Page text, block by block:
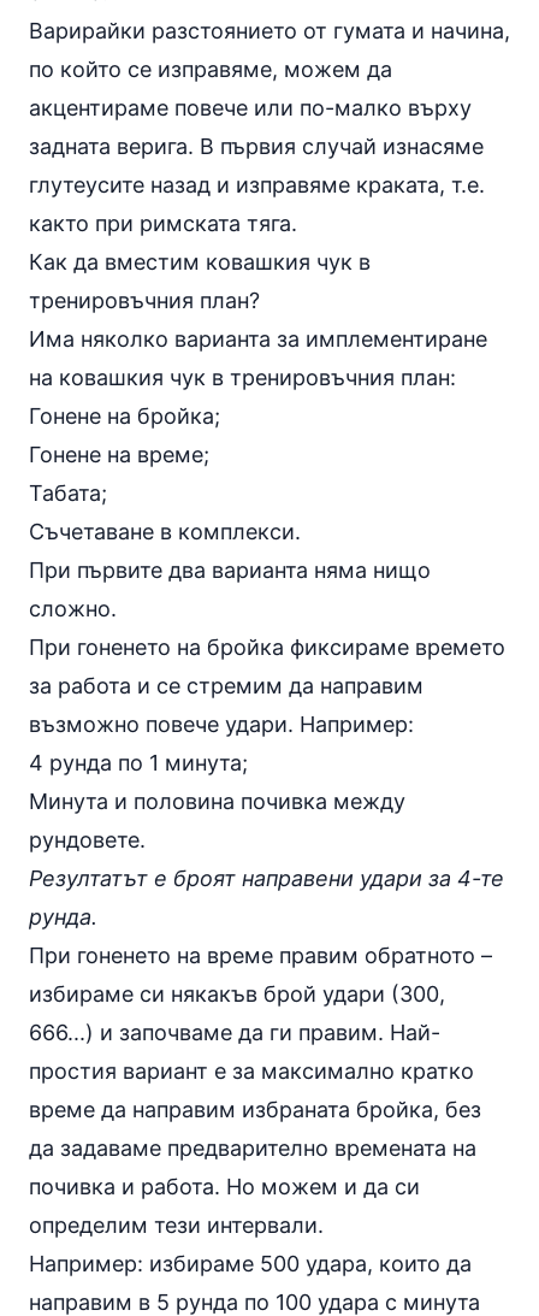
Варирайки разстоянието от гумата и начина,
по който се изправяме, можем да
акцентираме повече или по-малко върху
задната верига. В първия случай изнасяме
глутеусите назад и изправяме краката, т.е.
както при римската тяга.
Как да вместим ковашкия чук в
тренировъчния план?
Има няколко варианта за имплементиране
на ковашкия чук в тренировъчния план:
Гонене на бройка;
Гонене на време;
Табата;
Съчетаване в комплекси.
При първите два варианта няма нищо
сложно.
При гоненето на бройка фиксираме времето
за работа и се стремим да направим
възможно повече удари. Например:
4 рунда по 1 минута;
Минута и половина почивка между
рундовете.
Резултатът е броят направени удари за 4-те
рунда.
При гоненето на време правим обратното –
избираме си някакъв брой удари (300,
666...) и започваме да ги правим. Най-
простия вариант е за максимално кратко
време да направим избраната бройка, без
да задаваме предварително времената на
почивка и работа. Но можем и да си
определим тези интервали.
Например: избираме 500 удара, които да
направим в 5 рунда по 100 удара с минута